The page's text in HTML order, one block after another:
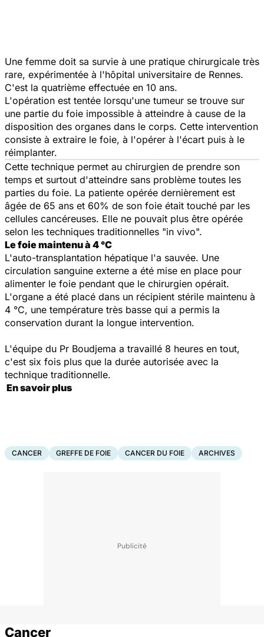
Une femme doit sa survie à une pratique chirurgicale très
rare, expérimentée à l'hôpital universitaire de Rennes.
C'est la quatrième effectuée en 10 ans.
L'opération est tentée lorsqu'une tumeur se trouve sur
une partie du foie impossible à atteindre à cause de la
disposition des organes dans le corps. Cette intervention
consiste à extraire le foie, à l'opérer à l'écart puis à le
réimplanter.
Cette technique permet au chirurgien de prendre son
temps et surtout d'atteindre sans problème toutes les
parties du foie. La patiente opérée dernièrement est
âgée de 65 ans et 60% de son foie était touché par les
cellules cancéreuses. Elle ne pouvait plus être opérée
selon les techniques traditionnelles "in vivo".
Le foie maintenu à 4 °C
L'auto-transplantation hépatique l'a sauvée. Une
circulation sanguine externe a été mise en place pour
alimenter le foie pendant que le chirurgien opérait.
L'organe a été placé dans un récipient stérile maintenu à
4 °C, une température très basse qui a permis la
conservation durant la longue intervention.
L'équipe du Pr Boudjema a travaillé 8 heures en tout,
c'est six fois plus que la durée autorisée avec la
technique traditionnelle.
En savoir plus
CANCER GREFFE DE FOIE CANCER DU FOIE ARCHIVES
Cancer